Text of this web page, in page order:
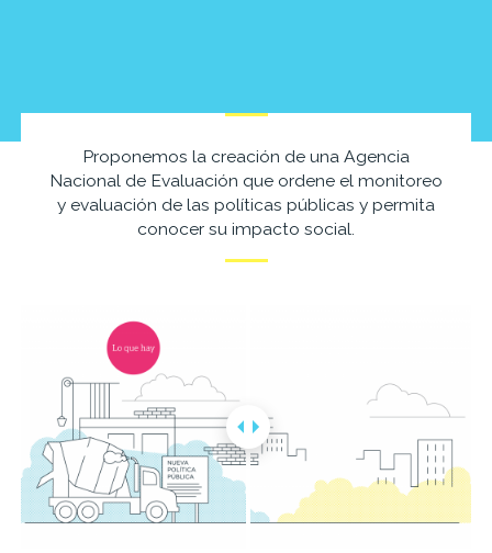
Proponemos la creación de una Agencia
Nacional de Evaluación que ordene el monitoreo
y evaluación de las políticas públicas y permita
conocer su impacto social.